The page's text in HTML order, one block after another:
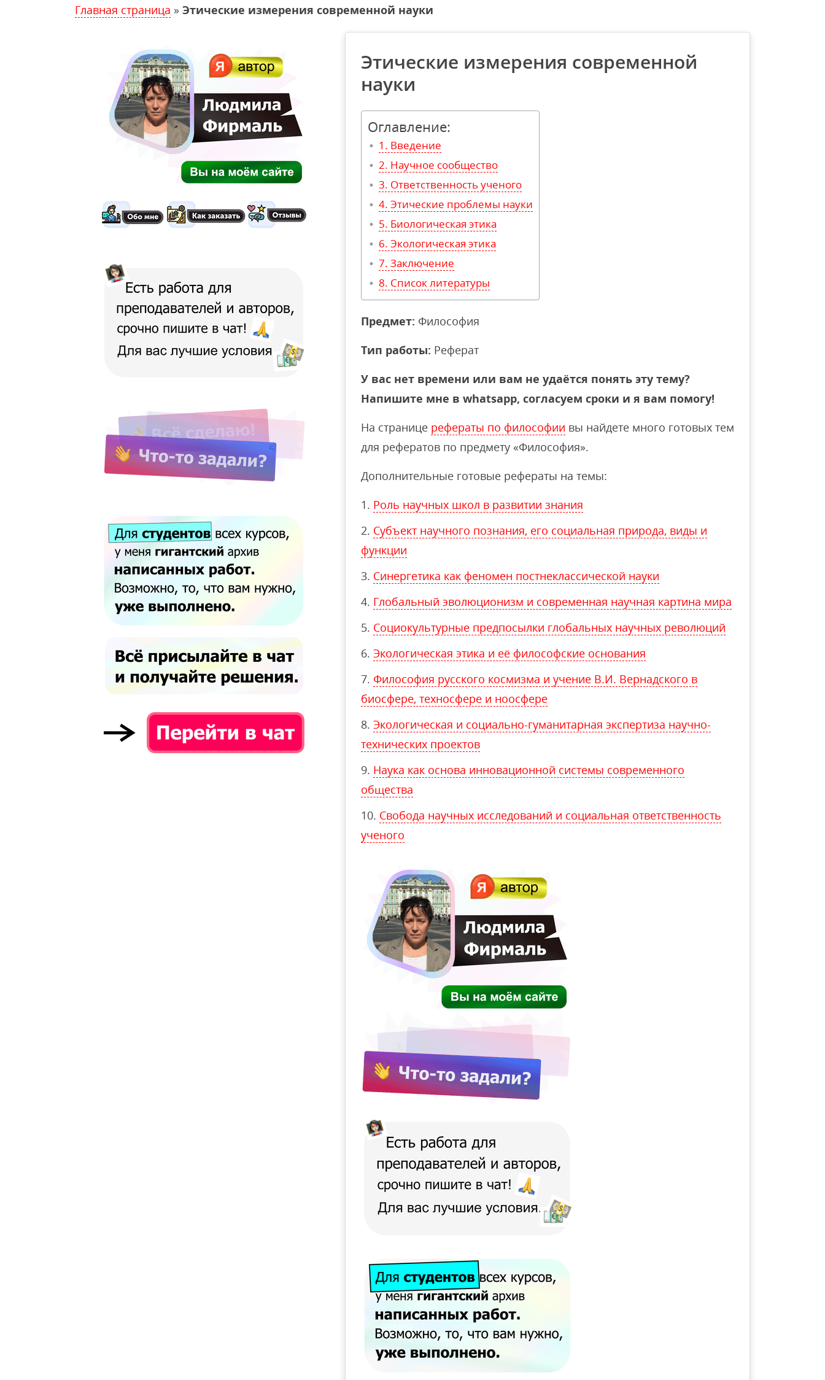
Главная страница » Этические измерения современной науки
Этические измерения современной
науки
Оглавление:
Введение
Научное сообщество
Ответственность ученого
Этические проблемы науки
Биологическая этика
Экологическая этика
Заключение
Список литературы
Предмет: Философия
Тип работы: Реферат
У вас нет времени или вам не удаётся понять эту тему?
Напишите мне в whatsapp, согласуем сроки и я вам помогу!
На странице рефераты по философии вы найдете много готовых тем
для рефератов по предмету «Философия».
Дополнительные готовые рефераты на темы:
Роль научных школ в развитии знания
Субъект научного познания, его социальная природа, виды и
функции
Синергетика как феномен постнеклассической науки
Глобальный эволюционизм и современная научная картина мира
Социокультурные предпосылки глобальных научных революций
Экологическая этика и её философские основания
Философия русского космизма и учение В.И. Вернадского в
биосфере, техносфере и ноосфере
Экологическая и социально-гуманитарная экспертиза научно-
технических проектов
Наука как основа инновационной системы современного
общества
Свобода научных исследований и социальная ответственность
ученого